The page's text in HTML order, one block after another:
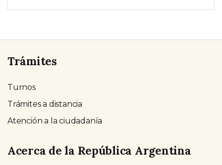
Trámites
Turnos
Trámites a distancia
Atención a la ciudadanía
Acerca de la República Argentina